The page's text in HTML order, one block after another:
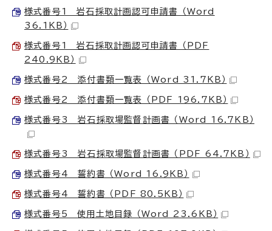
様式番号1 岩石採取計画認可申請書 （Word
36.1KB）
様式番号1 岩石採取計画認可申請書 （PDF
240.9KB）
様式番号2 添付書類一覧表 （Word 31.7KB）
様式番号2 添付書類一覧表 （PDF 196.7KB）
様式番号3 岩石採取場監督計画書 （Word 16.7KB）
様式番号3 岩石採取場監督計画書 （PDF 64.7KB）
様式番号4 誓約書 （Word 16.9KB）
様式番号4 誓約書 （PDF 80.5KB）
様式番号5 使用土地目録 （Word 23.6KB）